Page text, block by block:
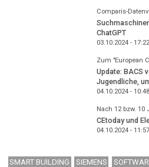
Comparis-
ChatGPT
03.10.2024 - 17:22
Zum "European
Update: BACS
Jugendliche,
04.10.2024 - 10:48
Nach 12 bzw. 10
CEtoday und
04.10.2024 - 11:57
SMART BUILDING SIEMENS